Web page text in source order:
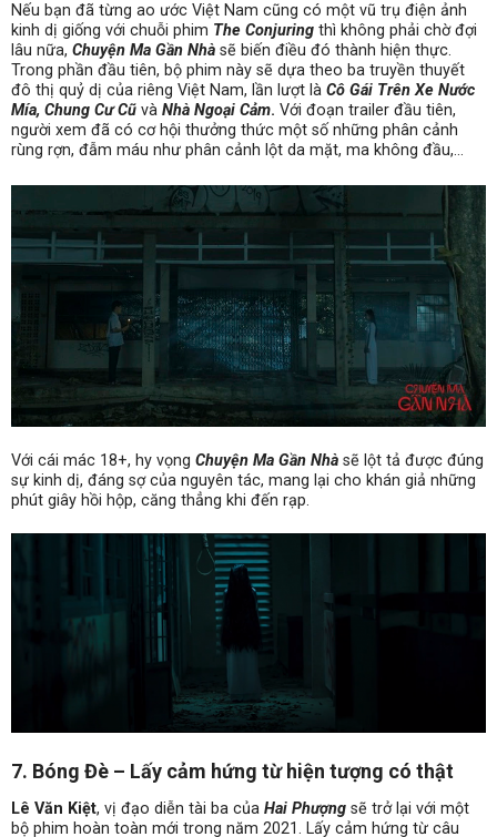
Nếu bạn đã từng ao ước Việt Nam cũng có một vũ trụ điện ảnh
kinh dị giống với chuỗi phim The Conjuring thì không phải chờ đợi
lâu nữa, Chuyện Ma Gần Nhà sẽ biến điều đó thành hiện thực.
Trong phần đầu tiên, bộ phim này sẽ dựa theo ba truyền thuyết
đô thị quỷ dị của riêng Việt Nam, lần lượt là Cô Gái Trên Xe Nước
Mía, Chung Cư Cũ và Nhà Ngoại Cảm. Với đoạn trailer đầu tiên,
người xem đã có cơ hội thưởng thức một số những phân cảnh
rùng rợn, đẫm máu như phân cảnh lột da mặt, ma không đầu,…
Với cái mác 18+, hy vọng Chuyện Ma Gần Nhà sẽ lột tả được đúng
sự kinh dị, đáng sợ của nguyên tác, mang lại cho khán giả những
phút giây hồi hộp, căng thẳng khi đến rạp.
7. Bóng Đè – Lấy cảm hứng từ hiện tượng có thật
Lê Văn Kiệt, vị đạo diễn tài ba của Hai Phượng sẽ trở lại với một
bộ phim hoàn toàn mới trong năm 2021. Lấy cảm hứng từ câu